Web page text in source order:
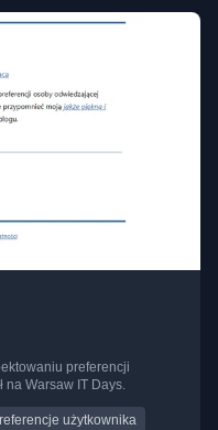
preferencji
na Warsaw IT Days.
użytkownika